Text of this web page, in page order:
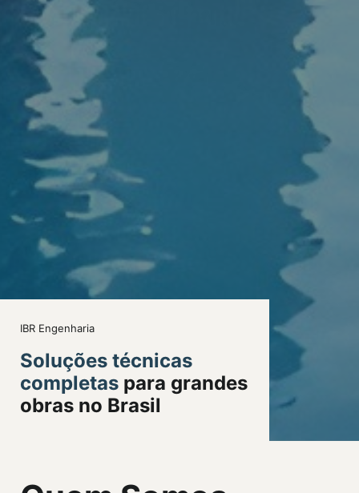
IBR Engenharia
Soluções técnicas
completas para grandes
obras no Brasil